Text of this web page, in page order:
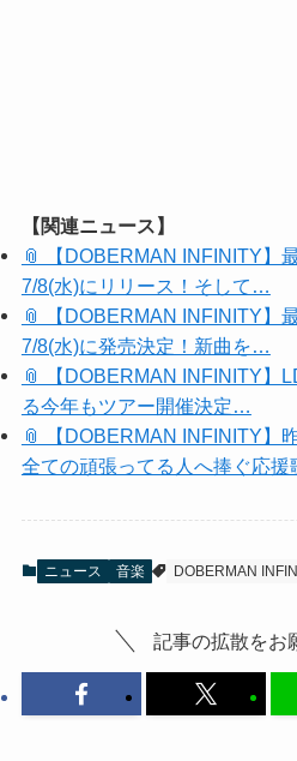
【関連ニュース】
📎 【DOBERMAN INFINITY】
7/8(水)にリリース！そして…
📎 【DOBERMAN INFINITY】
7/8(水)に発売決定！新曲を…
📎 【DOBERMAN INFINITY】
る今年もツアー開催決定…
📎 【DOBERMAN INFINITY】
全ての頑張ってる人へ捧ぐ応
ニュース 音楽 DOBERMAN
記事の拡散をお